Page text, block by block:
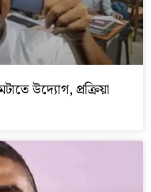
উদ্যোগ, প্রক্রিয়া